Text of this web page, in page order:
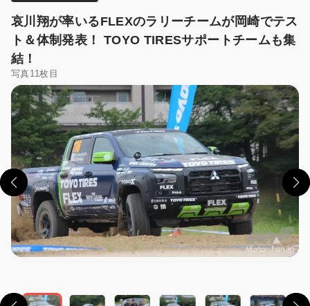
哀川翔が率いるFLEXのラリーチームが岡崎でテス
ト＆体制発表！ TOYO TIRESサポートチームも集
結！
写真11枚目